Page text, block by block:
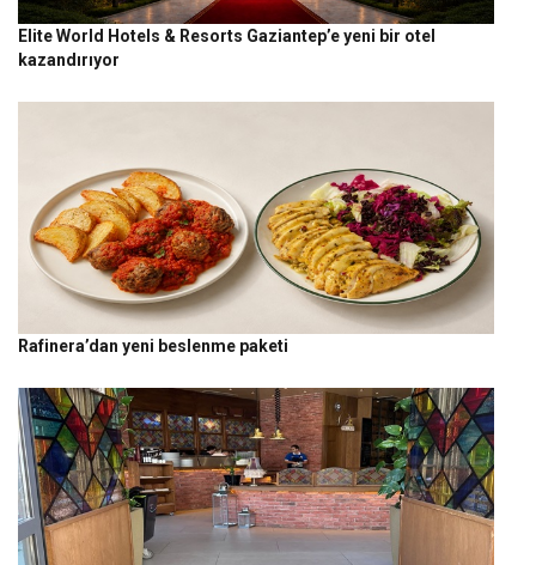
Elite World Hotels & Resorts Gaziantep’e yeni bir otel
kazandırıyor
Rafinera’dan yeni beslenme paketi